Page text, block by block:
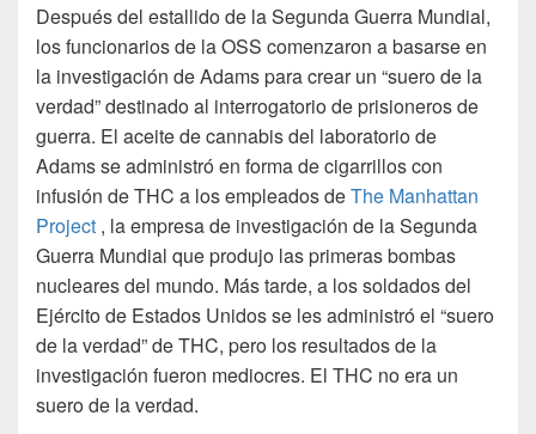
Después del estallido de la Segunda Guerra Mundial,
los funcionarios de la OSS comenzaron a basarse en
la investigación de Adams para crear un “suero de la
verdad” destinado al interrogatorio de prisioneros de
guerra. El aceite de cannabis del laboratorio de
Adams se administró en forma de cigarrillos con
infusión de THC a los empleados deThe Manhattan
Project , la empresa de investigación de la Segunda
Guerra Mundial que produjo las primeras bombas
nucleares del mundo. Más tarde, a los soldados del
Ejército de Estados Unidos se les administró el “suero
de la verdad” de THC, pero los resultados de la
investigación fueron mediocres. El THC no era un
suero de la verdad.